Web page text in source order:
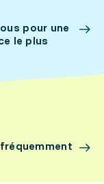
pour une
le plus